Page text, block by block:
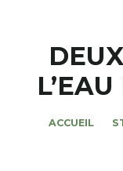
MAGAZINES
NOS THÈMES
ACCUEIL